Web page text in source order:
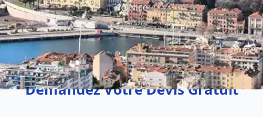
de Nice
Demandez Votre Devis Gratuit